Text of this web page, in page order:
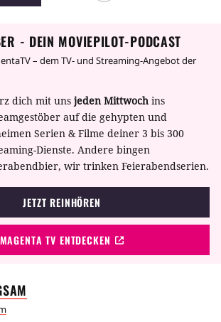
eine Filmszene ist so berühmt wie der
- DEIN MOVIEPILOT-PODCAST
– dem TV- und Streaming-Angebot der
dich mit uns jeden Mittwoch ins
auf die gehypten und
Serien & Filme deiner 3 bis 300
Dienste. Andere bingen
wir trinken Feierabendserien.
JETZT REINHÖREN
MAGENTA TV ENTDECKEN